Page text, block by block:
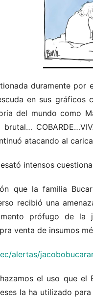
duramente
en sus
del mundo como
atacando al
intensos
que la familia
recibió una
prófugo de la
venta de insumos
alertas/
el uso que
la ha utilizado